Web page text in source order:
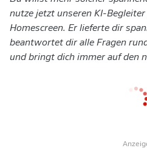
nutze jetzt unseren KI-Begleiter
Homescreen. Er lieferte dir
beantwortet dir alle Fragen
und bringt dich immer auf den